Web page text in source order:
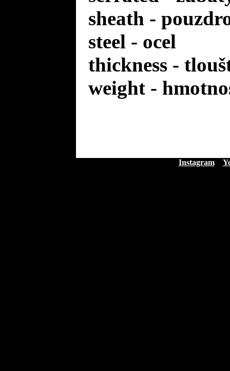
sheath -
steel - ocel
thickness -
weight -
Instagram